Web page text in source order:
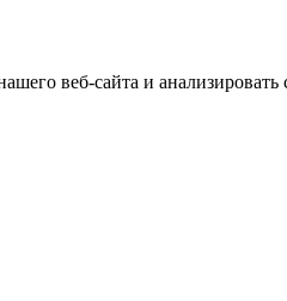
веб-сайта и анализировать